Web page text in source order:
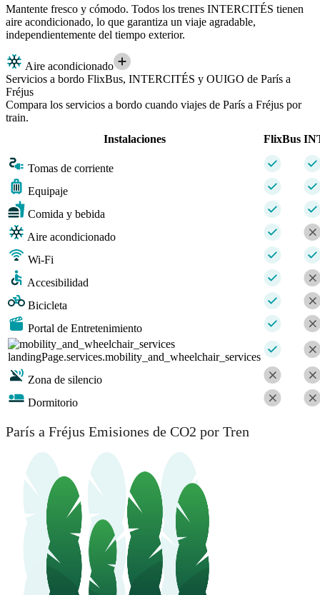
Mantente fresco y cómodo. Todos los trenes INTERCITÉS tienen
aire acondicionado, lo que garantiza un viaje agradable,
independientemente del tiempo exterior.
Aire acondicionado
Servicios a bordo FlixBus, INTERCITÉS y OUIGO de París a
Fréjus
Compara los servicios a bordo cuando viajes de París a Fréjus por
train.
Instalaciones
FlixBus
Tomas de corriente
Equipaje
Comida y bebida
Aire acondicionado
Wi-Fi
Accesibilidad
Bicicleta
Portal de Entretenimiento
landingPage.services.mobility_and_wheelchair_services
Zona de silencio
Dormitorio
París a Fréjus Emisiones de CO2 por Tren